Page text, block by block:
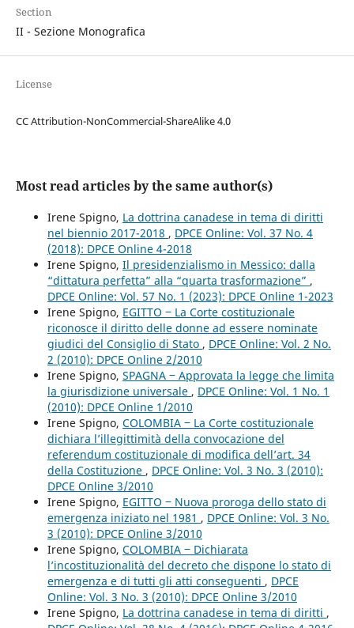
Section
II - Sezione Monografica
License
CC Attribution-NonCommercial-ShareAlike 4.0
Most read articles by the same author(s)
Irene Spigno, La dottrina canadese in tema di diritti
nel biennio 2017-2018 , DPCE Online: Vol. 37 No. 4
(2018): DPCE Online 4-2018
Irene Spigno, Il presidenzialismo in Messico: dalla
“dittatura perfetta” alla “quarta trasformazione” ,
DPCE Online: Vol. 57 No. 1 (2023): DPCE Online 1-2023
Irene Spigno, EGITTO ‒ La Corte costituzionale
riconosce il diritto delle donne ad essere nominate
giudici del Consiglio di Stato , DPCE Online: Vol. 2 No.
2 (2010): DPCE Online 2/2010
Irene Spigno, SPAGNA ‒ Approvata la legge che limita
la giurisdizione universale , DPCE Online: Vol. 1 No. 1
(2010): DPCE Online 1/2010
Irene Spigno, COLOMBIA ‒ La Corte costituzionale
dichiara l’illegittimità della convocazione del
referendum costituzionale di modifica dell’art. 34
della Costituzione , DPCE Online: Vol. 3 No. 3 (2010):
DPCE Online 3/2010
Irene Spigno, EGITTO ‒ Nuova proroga dello stato di
emergenza iniziato nel 1981 , DPCE Online: Vol. 3 No.
3 (2010): DPCE Online 3/2010
Irene Spigno, COLOMBIA ‒ Dichiarata
l’incostituzionalità del decreto che dispone lo stato di
emergenza e di tutti gli atti conseguenti , DPCE
Online: Vol. 3 No. 3 (2010): DPCE Online 3/2010
Irene Spigno, La dottrina canadese in tema di diritti ,